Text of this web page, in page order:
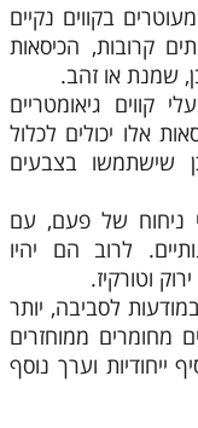
בקווים נקיים
קרובות, הכיסאות
שמנת או זהב.
קווים גיאומטריים
אלו יכולים לכלול
שישתמשו בצבעים
ניחוח של פעם, עם
לרוב הם יהיו
וטורקיז.
לסביבה, יותר
מחומרים ממוחזרים
ייחודיות וערך נוסף